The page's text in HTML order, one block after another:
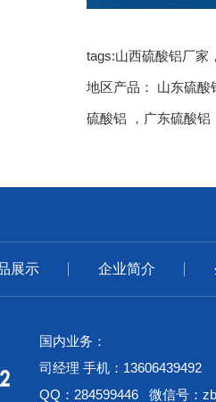
tags:山西硫酸铝厂家
地区产品： 山东硫酸
硫酸铝 ， 广东硫酸铝
展示 企业简介
国内业务：
司经理 手机：13606439492
QQ：284599446 微信号：